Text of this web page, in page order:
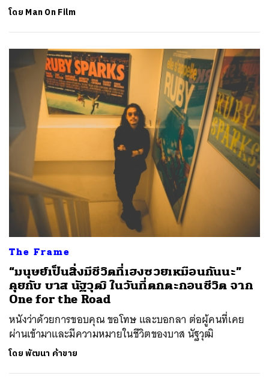
โดย Man On Film
The Frame
“มนุษย์เป็นสิ่งมีชีวิตที่เฮงซวยเหมือนกันนะ”
คุยกับ บาส นัฐวุฒิ ในวันที่ตกตะกอนชีวิต จาก
One for the Road
หนังว่าด้วยการขอบคุณ ขอโทษ และบอกลา ต่อผู้คนที่เคย
ผ่านเข้ามาและมีความหมายในชีวิตของบาส นัฐวุฒิ
โดยพัฒนา ค้าขาย
SHARE TWEET LINE EMAIL